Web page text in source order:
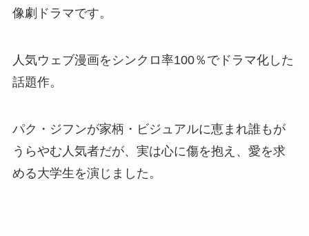
像劇ドラマです。
人気ウェブ漫画をシンクロ率100％でドラマ化した
話題作。
パク・ジフンが家柄・ビジュアルに恵まれ誰もが
うらやむ人気者だが、実は心に傷を抱え、愛を求
める大学生を演じました。